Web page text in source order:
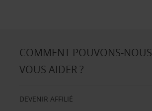
COMMENT POUVONS-NOUS
VOUS AIDER ?
DEVENIR AFFILIÉ